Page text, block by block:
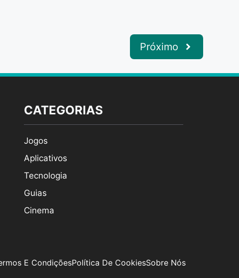
Próximo
CATEGORIAS
Jogos
Aplicativos
Tecnologia
Guias
Cinema
E CondiçõesPolítica De CookiesSobre Nós